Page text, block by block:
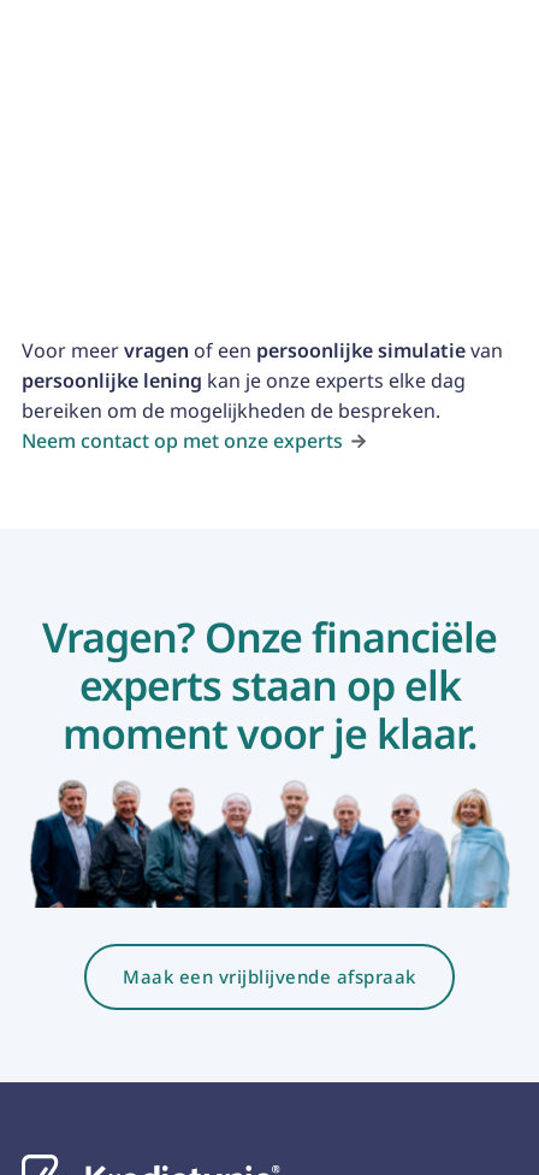
Voor meervragen of een persoonlijke simulatievan
persoonlijke lening kan je onze experts elke dag
bereiken om de mogelijkheden de bespreken.
Neem contact op met onze experts
Vragen? Onze financiële
experts staan op elk
moment voor je klaar.
Maak een vrijblijvende afspraak